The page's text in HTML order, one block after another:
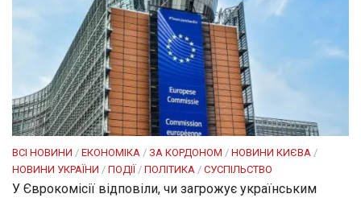
ВСІ НОВИНИ / ЕКОНОМІКА / ЗА КОРДОНОМ / НОВИНИ КИЄВА /
НОВИНИ УКРАЇНИ / ПОДІЇ / ПОЛІТИКА / СУСПІЛЬСТВО
У Єврокомісії відповіли, чи загрожує українським